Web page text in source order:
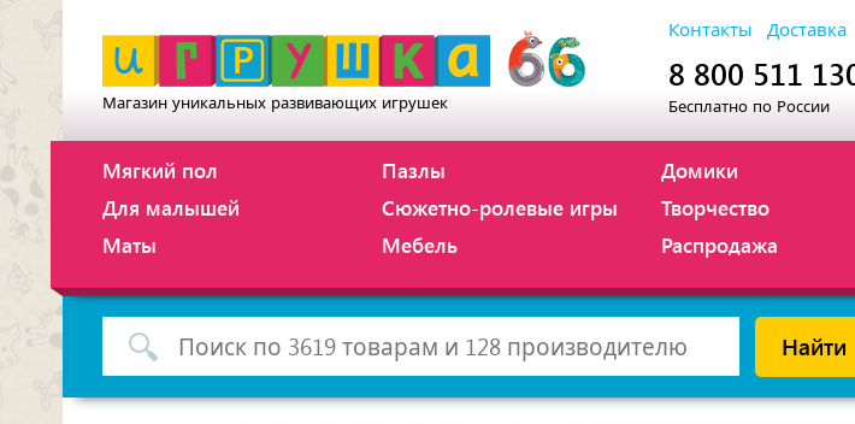
Магазин уникальных развивающих игрушек
Контакты Доставка
8 800 511
Бесплатно по России
Мягкий пол
Для малышей
Маты
Пазлы
Сюжетно-ролевые игры
Мебель
Домики
Творчество
Распродажа
Найти